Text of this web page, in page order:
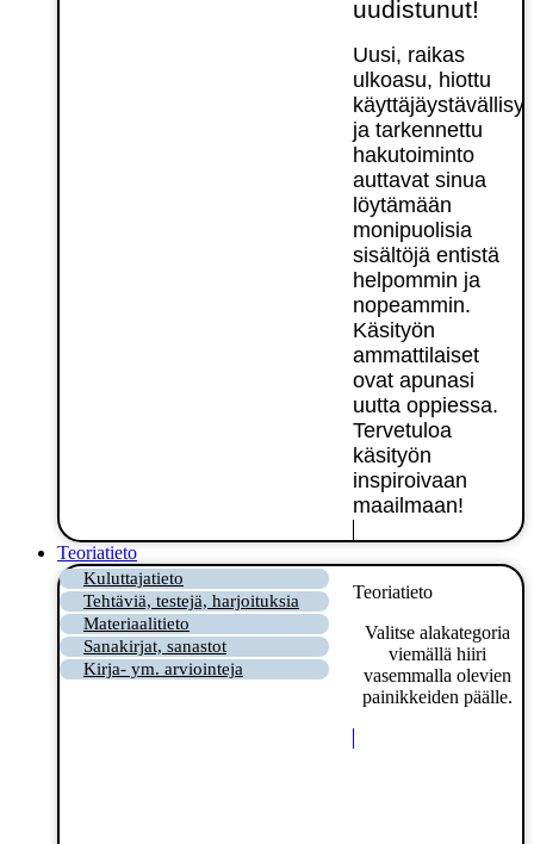
uudistunut!
Uusi, raikas
ulkoasu, hiottu
ja tarkennettu
hakutoiminto
auttavat sinua
löytämään
monipuolisia
sisältöjä entistä
helpommin ja
nopeammin.
Käsityön
ammattilaiset
ovat apunasi
uutta oppiessa.
Tervetuloa
käsityön
inspiroivaan
maailmaan!
Teoriatieto
Kuluttajatieto
Tehtäviä, testejä, harjoituksia
Materiaalitieto
Sanakirjat, sanastot
Kirja- ym. arviointeja
Teoriatieto
Valitse alakategoria
viemällä hiiri
vasemmalla olevien
painikkeiden päälle.